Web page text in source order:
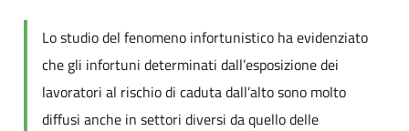
Lo studio del fenomeno infortunistico ha evidenziato
che gli infortuni determinati dall’esposizione dei
lavoratori al rischio di caduta dall’alto sono molto
diffusi anche in settori diversi da quello delle